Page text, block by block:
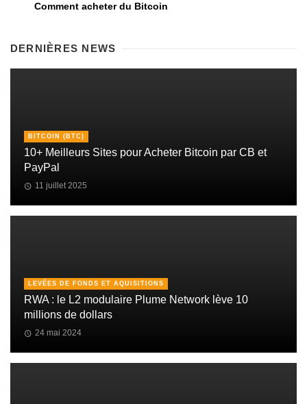
Comment acheter du Bitcoin
DERNIÈRES NEWS
BITCOIN (BTC)
10+ Meilleurs Sites pour Acheter Bitcoin par CB et
PayPal
11 juillet 2025
LEVÉES DE FONDS ET AQUISITIONS
RWA : le L2 modulaire Plume Network lève 10
millions de dollars
24 mai 2024